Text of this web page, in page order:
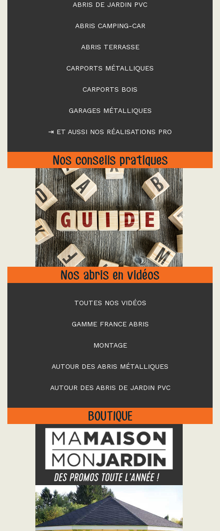
ABRIS DE JARDIN PVC
ABRIS CAMPING-CAR
ABRIS TERRASSE
CARPORTS MÉTALLIQUES
CARPORTS BOIS
GARAGES MÉTALLIQUES
⇥ ET AUSSI NOS RÉALISATIONS PRO
Nos conseils pratiques
"
Nos abris en vidéos
TOUTES NOS VIDÉOS
GAMME FRANCE ABRIS
MONTAGE
AUTOUR DES ABRIS MÉTALLIQUES
AUTOUR DES ABRIS DE JARDIN PVC
BOUTIQUE